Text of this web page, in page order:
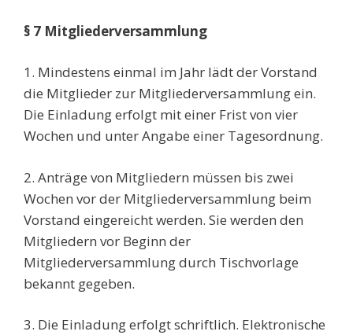
§ 7 Mitgliederversammlung
1. Mindestens einmal im Jahr lädt der Vorstand
die Mitglieder zur Mitgliederversammlung ein.
Die Einladung erfolgt mit einer Frist von vier
Wochen und unter Angabe einer Tagesordnung.
2. Anträge von Mitgliedern müssen bis zwei
Wochen vor der Mitgliederversammlung beim
Vorstand eingereicht werden. Sie werden den
Mitgliedern vor Beginn der
Mitgliederversammlung durch Tischvorlage
bekannt gegeben.
3. Die Einladung erfolgt schriftlich. Elektronische